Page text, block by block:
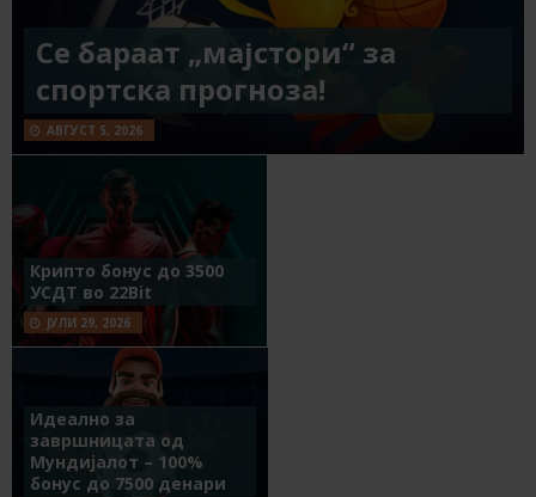
Се бараат „мајстори“ за
спортска прогноза!
АВГУСТ 5, 2026
Крипто бонус до 3500
УСДТ во 22Bit
ЈУЛИ 29, 2026
Идеално за
завршницата од
Мундијалот – 100%
бонус до 7500 денари